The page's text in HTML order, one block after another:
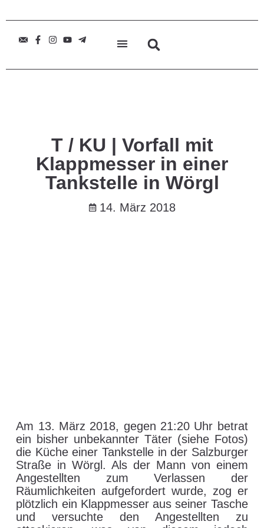
T / KU | Vorfall mit
Klappmesser in einer
Tankstelle in Wörgl
14. März 2018
Am 13. März 2018, gegen 21:20 Uhr betrat
ein bisher unbekannter Täter (siehe Fotos)
die Küche einer Tankstelle in der Salzburger
Straße in Wörgl. Als der Mann von einem
Angestellten zum Verlassen der
Räumlichkeiten aufgefordert wurde, zog er
plötzlich ein Klappmesser aus seiner Tasche
und versuchte den Angestellten zu